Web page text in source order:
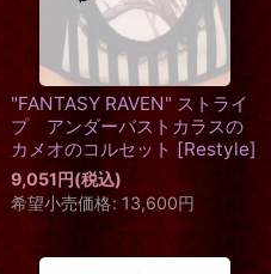
"FANTASY RAVEN" ストライ
プ アンダーバストカラスの
カメオのコルセット [Restyle]
9,051円(税込)
希望小売価格: 13,600円